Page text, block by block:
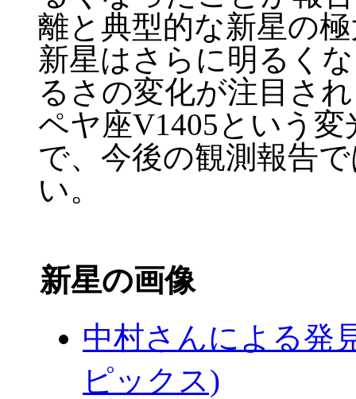
離と典型的な新星の
新星はさらに明るく
るさの変化が注目さ
ペヤ座V1405という
で、今後の観測報告
い。
新星の画像
中村さんによる発
ピックス)